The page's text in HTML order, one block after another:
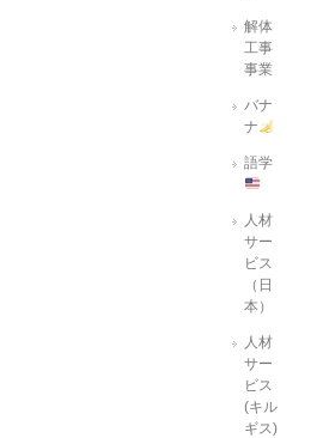
解体
工事
事業
バナ
ナ
語学
人材
サー
ビス
（日
本）
人材
サー
ビス
(キル
ギス)